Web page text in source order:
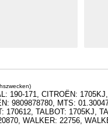
190-171, CITROËN:
9809878780, MTS:
170612, TALBOT: 1705KJ,
WALKER: 22756,